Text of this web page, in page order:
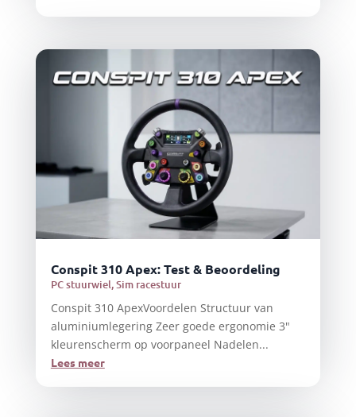
Conspit 310 Apex: Test & Beoordeling
PC stuurwiel,Sim racestuur
Conspit 310 ApexVoordelen Structuur van
aluminiumlegering Zeer goede ergonomie 3"
kleurenscherm op voorpaneel Nadelen...
Lees meer